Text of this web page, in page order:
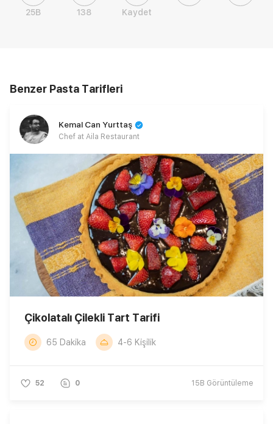
25B 138 Kaydet
Benzer Pasta Tarifleri
Kemal Can Yurttaş
Chef at Aila Restaurant
Çikolatalı Çilekli Tart Tarifi
65 Dakika 4-6 Kişilik
52 0 15B Görüntüleme